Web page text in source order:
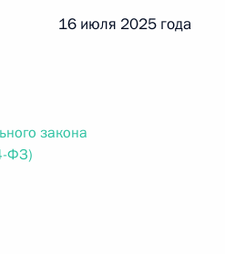
№ 242-ФЗ
16 июля 2025 года
закона
ФЗ)